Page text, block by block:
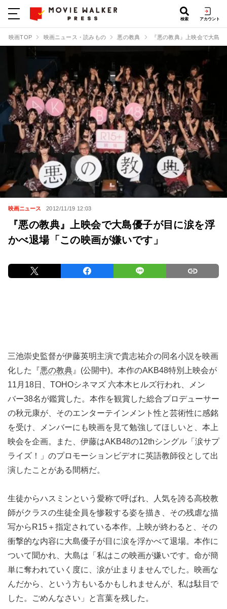
検索 アカウント
映画TOP 映画ニュース・読みもの 悪の教典 『悪の教典』上映会で大島
映画ニュース 2012/11/19 12:03
『悪の教典』上映会で大島優子が目に涙を浮
かべ退場「この映画が嫌いです」
三池崇史監督が伊藤英明主演で貴志祐介の同名小説を映画
化した『悪の教典 』(公開中)。本作のAKB48特別上映会が
11月18日、TOHOシネマズ 六本木ヒルズ行われ、メン
バー38名が鑑賞した。本作を観賞した総合プロデューサー
の秋元康が、そのエンターテインメント性と芸術性に感銘
を受け、メンバーにも映画を見て勉強してほしいと、本上
映会を企画。また、伊藤はAKB48の12thシングル「涙サプ
ライズ！」のプロモーションビデオに英語教師役として出
演したことがある間柄だ。
生徒からハスミンという愛称で呼ばれ、人気を誇る高校教
師がクラスの生徒全員を惨殺する姿を描き、その残虐な描
写からR15＋指定されている本作。上映が終わると、その
衝撃的な内容に大島優子が目に涙を浮かべて退場。本作に
ついて聞かれ、大島は「私はこの映画が嫌いです。命が簡
単に奪われていく度に、涙が止まりませんでした。映画な
んだから、という方もいるかもしれませんが、私は駄目で
した。ごめんなさい」と言葉を残した。